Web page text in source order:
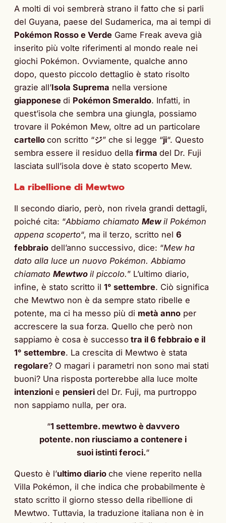
A molti di voi sembrerà strano il fatto che si parli
del Guyana, paese del Sudamerica, ma ai tempi di
Pokémon Rosso e Verde Game Freak aveva già
inserito più volte riferimenti al mondo reale nei
giochi Pokémon. Ovviamente, qualche anno
dopo, questo piccolo dettaglio è stato risolto
grazie all’Isola Suprema nella versione
giapponese di Pokémon Smeraldo. Infatti, in
quest’isola che sembra una giungla, possiamo
trovare il Pokémon Mew, oltre ad un particolare
cartello con scritto “ジ” che si legge “ji“. Questo
sembra essere il residuo della firma del Dr. Fuji
lasciata sull’isola dove è stato scoperto Mew.
La ribellione di Mewtwo
Il secondo diario, però, non rivela grandi dettagli,
poiché cita: “Abbiamo chiamato Mewil Pokémon
appena scoperto“, ma il terzo, scritto nel 6
febbraio dell’anno successivo, dice: “Mew ha
dato alla luce un nuovo Pokémon. Abbiamo
chiamato Mewtwo il piccolo.” L’ultimo diario,
infine, è stato scritto il 1° settembre. Ciò significa
che Mewtwo non è da sempre stato ribelle e
potente, ma ci ha messo più di metà anno per
accrescere la sua forza. Quello che però non
sappiamo è cosa è successo tra il 6 febbraio e il
1° settembre. La crescita di Mewtwo è stata
regolare? O magari i parametri non sono mai stati
buoni? Una risposta porterebbe alla luce molte
intenzioni e pensieri del Dr. Fuji, ma purtroppo
non sappiamo nulla, per ora.
“1 settembre. mewtwo è davvero
potente. non riusciamo a contenere i
suoi istinti feroci.“
Questo è l’ultimo diario che viene reperito nella
Villa Pokémon, il che indica che probabilmente è
stato scritto il giorno stesso della ribellione di
Mewtwo. Tuttavia, la traduzione italiana non è in